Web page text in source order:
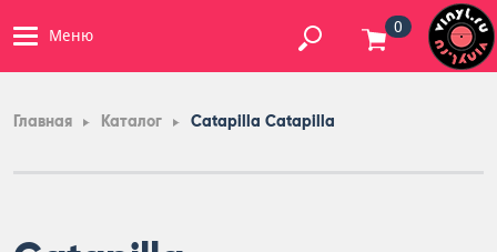
Меню 0
Главная Каталог Catapilla Catapilla